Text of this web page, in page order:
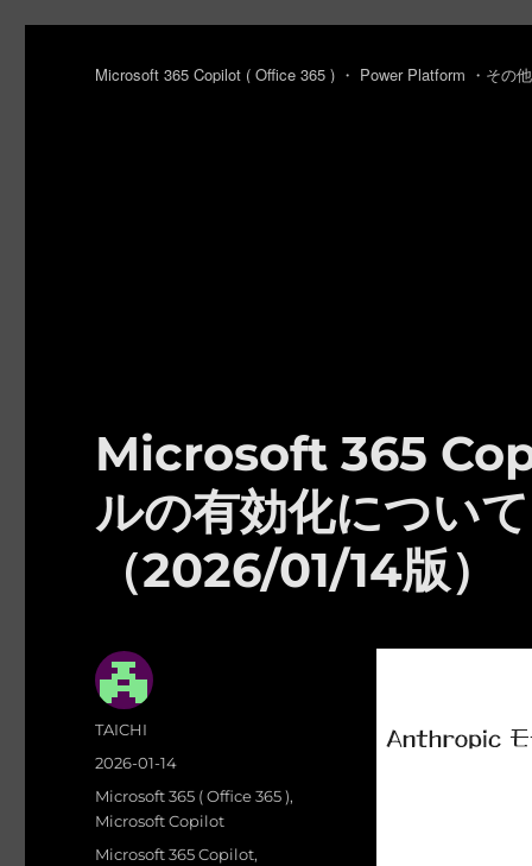
Microsoft 365 Copilot ( Office 365 ) ・ Power Platform ・その
Microsoft 365
ルの有効化につい
（2026/01/14版）
投
稿
TAICHI
投
日:
2026-01-14
カ
テ
Microsoft 365 ( Office 365 ),
Microsoft Copilot
タ
Microsoft 365 Copilot,